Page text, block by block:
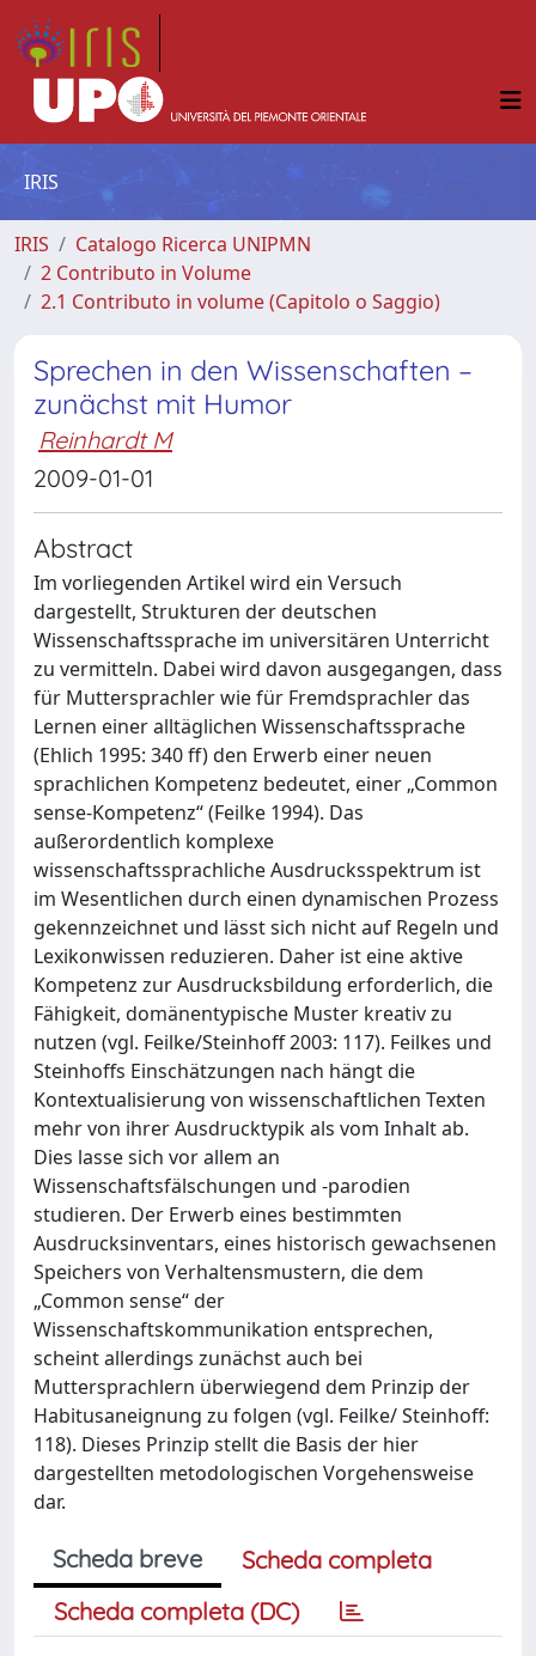
IRIS
IRIS
Catalogo Ricerca UNIPMN
2 Contributo in Volume
2.1 Contributo in volume (Capitolo o Saggio)
Sprechen in den Wissenschaften –
zunächst mit Humor
Reinhardt M
2009-01-01
Abstract
Im vorliegenden Artikel wird ein Versuch
dargestellt, Strukturen der deutschen
Wissenschaftssprache im universitären Unterricht
zu vermitteln. Dabei wird davon ausgegangen, dass
für Muttersprachler wie für Fremdsprachler das
Lernen einer alltäglichen Wissenschaftssprache
(Ehlich 1995: 340 ff) den Erwerb einer neuen
sprachlichen Kompetenz bedeutet, einer „Common
sense-Kompetenz“ (Feilke 1994). Das
außerordentlich komplexe
wissenschaftssprachliche Ausdrucksspektrum ist
im Wesentlichen durch einen dynamischen Prozess
gekennzeichnet und lässt sich nicht auf Regeln und
Lexikonwissen reduzieren. Daher ist eine aktive
Kompetenz zur Ausdrucksbildung erforderlich, die
Fähigkeit, domänentypische Muster kreativ zu
nutzen (vgl. Feilke/Steinhoff 2003: 117). Feilkes und
Steinhoffs Einschätzungen nach hängt die
Kontextualisierung von wissenschaftlichen Texten
mehr von ihrer Ausdrucktypik als vom Inhalt ab.
Dies lasse sich vor allem an
Wissenschaftsfälschungen und -parodien
studieren. Der Erwerb eines bestimmten
Ausdrucksinventars, eines historisch gewachsenen
Speichers von Verhaltensmustern, die dem
„Common sense“ der
Wissenschaftskommunikation entsprechen,
scheint allerdings zunächst auch bei
Muttersprachlern überwiegend dem Prinzip der
Habitusaneignung zu folgen (vgl. Feilke/ Steinhoff:
118). Dieses Prinzip stellt die Basis der hier
dargestellten metodologischen Vorgehensweise
dar.
Scheda breve
Scheda completa
Scheda completa (DC)